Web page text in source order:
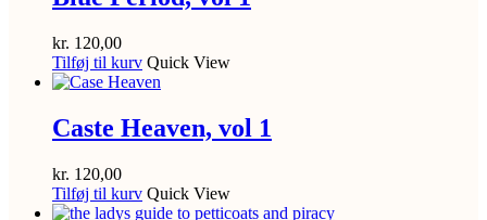
kr. 120,00
Tilføj til kurv Quick View
Caste Heaven, vol 1
kr. 120,00
Tilføj til kurv Quick View